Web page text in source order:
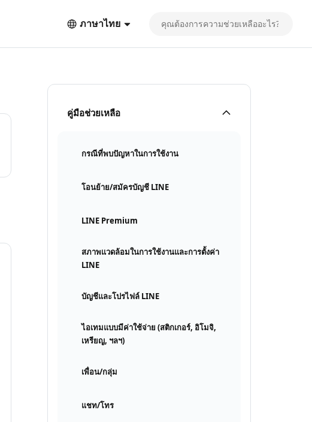
ภาษาไทย
คู่มือช่วยเหลือ
กรณีที่พบปัญหาในการใช้งาน
โอนย้าย/สมัครบัญชี LINE
LINE Premium
สภาพแวดล้อมในการใช้งานและการตั้งค่า
LINE
บัญชีและโปรไฟล์ LINE
ไอเทมแบบมีค่าใช้จ่าย (สติกเกอร์, อิโมจิ,
เหรียญ, ฯลฯ)
เพื่อน/กลุ่ม
แชท/โทร